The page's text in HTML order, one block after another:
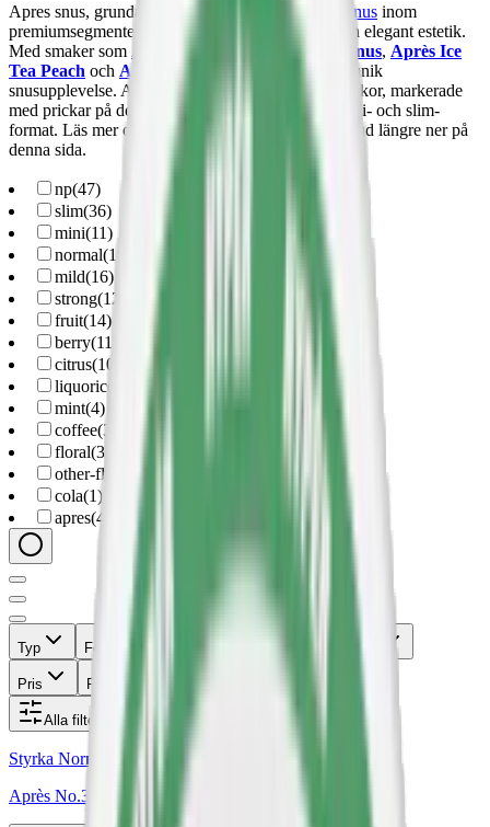
Apres snus, grundat 2020 i Stockholm, är ett vitt snus inom
premiumsegmentet som kombinerar unik smak och elegant estetik.
Med smaker som
Après Appletini Après Cola Snus, Après Ice
Tea Peach och Après Spritz
bjuder Après på en unik
snusupplevelse. Après snus finns i olika nikotinstyrkor, markerade
med prickar på dosan, och är tillgängligt i både mini- och slim-
format. Läs mer om Après snus och dess unika utbud längre ner på
denna sida.
np(47)
slim(36)
mini(11)
normal(19
mild(16)
strong(12
fruit(14)
berry(11
citrus(10
liquorice
mint(4)
coffee(3
floral(3
other-flavor
cola(1)
apres(47
Typ Format
Pris Relevans
Alla filter
Styrka Normal · Slim
Après No.3 Lemon Curd